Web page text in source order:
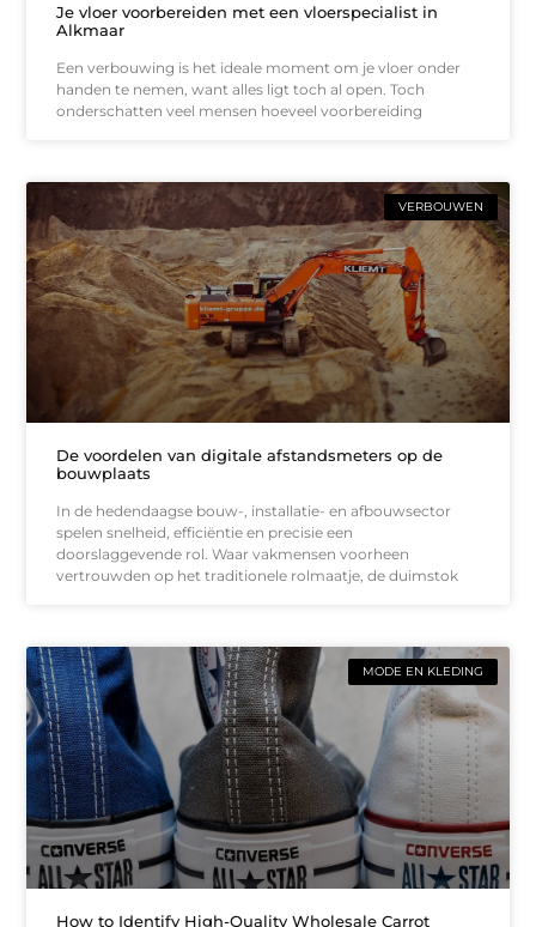
Je vloer voorbereiden met een vloerspecialist in
Alkmaar
Een verbouwing is het ideale moment om je vloer onder
handen te nemen, want alles ligt toch al open. Toch
onderschatten veel mensen hoeveel voorbereiding
VERBOUWEN
De voordelen van digitale afstandsmeters op de
bouwplaats
In de hedendaagse bouw-, installatie- en afbouwsector
spelen snelheid, efficiëntie en precisie een
doorslaggevende rol. Waar vakmensen voorheen
vertrouwden op het traditionele rolmaatje, de duimstok
MODE EN KLEDING
How to Identify High-Quality Wholesale Carrot